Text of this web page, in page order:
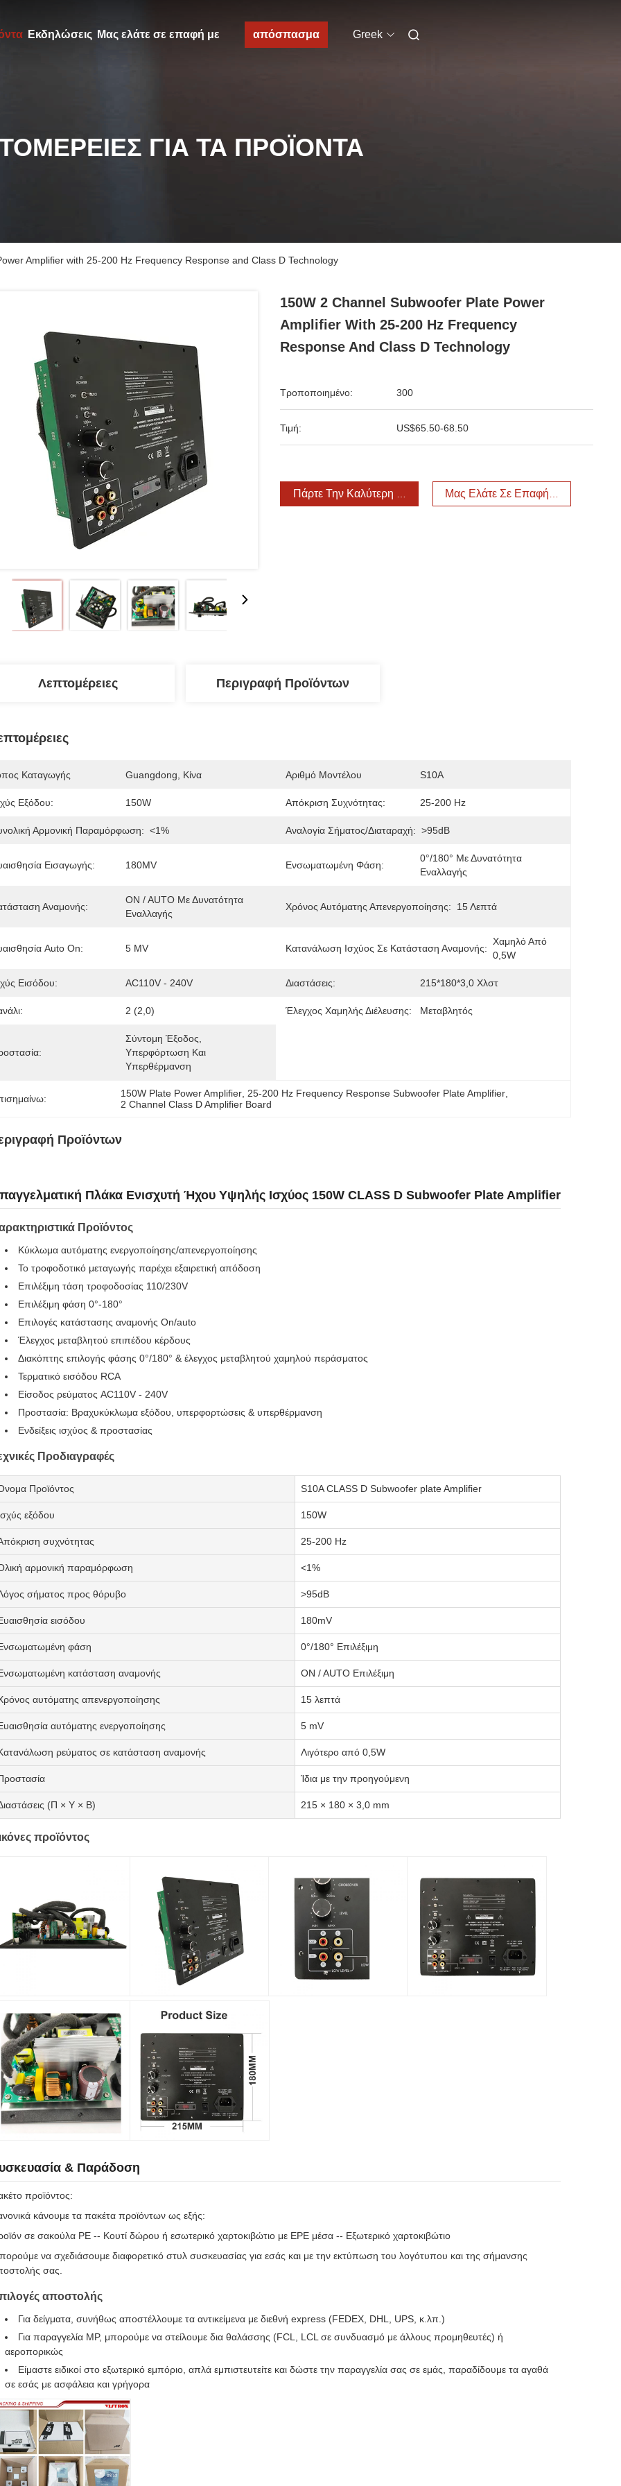
Εκδηλώσεις Μας ελάτε σε επαφή με απόσπασμα Greek
ΓΙΑ ΤΑ ΠΡΟΪΌΝΤΑ
Amplifier with 25-200 Hz Frequency Response and Class D Technology
150W 2 Channel Subwoofer Plate Power
Amplifier With 25-200 Hz Frequency
Response And Class D Technology
Τροποποιημένο: 300
Τιμή: US$65.50-68.50
Πάρτε Την Καλύτερη Τιμή Μας Ελάτε Σε Επαφή Με
Λεπτομέρειες Περιγραφή Προϊόντων
Καταγωγής Guangdong, Κίνα Αριθμό Μοντέλου S10A
Εξόδου: 150W Απόκριση Συχνότητας: 25-200 Hz
Αρμονική Παραμόρφωση: <1% Αναλογία Σήματος/διαταραχή: >95dB
Εισαγωγής: 180MV Ενσωματωμένη Φάση:
0°/180° Με Δυνατότητα
Εναλλαγής
Αναμονής:
ON / AUTO Με Δυνατότητα
Εναλλαγής
Χρόνος Αυτόματης Απενεργοποίησης: 15 Λεπτά
Auto On: 5 MV Κατανάλωση Ισχύος Σε Κατάσταση Αναμονής:
Χαμηλό Από
0,5W
Εισόδου: AC110V - 240V Διαστάσεις: 215*180*3,0 Χλστ
2 (2,0) Έλεγχος Χαμηλής Διέλευσης: Μεταβλητός
Σύντομη Έξοδος,
Υπερφόρτωση Και
Υπερθέρμανση
150W Plate Power Amplifier 25-200 Hz Frequency Response Subwoofer Plate Amplifier
2 Channel Class D Amplifier Board
Προϊόντων
Πλάκα Ενισχυτή Ήχου Υψηλής Ισχύος 150W CLASS D Subwoofer Plate Amplifier
Προϊόντος
Κύκλωμα αυτόματης ενεργοποίησης/απενεργοποίησης
Το τροφοδοτικό μεταγωγής παρέχει εξαιρετική απόδοση
Επιλέξιμη τάση τροφοδοσίας 110/230V
Επιλέξιμη φάση 0°-180°
Επιλογές κατάστασης αναμονής On/auto
Έλεγχος μεταβλητού επιπέδου κέρδους
Διακόπτης επιλογής φάσης 0°/180° & έλεγχος μεταβλητού χαμηλού περάσματος
Τερματικό εισόδου RCA
Είσοδος ρεύματος AC110V - 240V
Προστασία: Βραχυκύκλωμα εξόδου, υπερφορτώσεις & υπερθέρμανση
Ενδείξεις ισχύος & προστασίας
Προδιαγραφές
Προϊόντος S10A CLASS D Subwoofer plate Amplifier
εξόδου 150W
συχνότητας 25-200 Hz
αρμονική παραμόρφωση <1%
σήματος προς θόρυβο >95dB
εισόδου 180mV
φάση 0°/180° Επιλέξιμη
κατάσταση αναμονής ON / AUTO Επιλέξιμη
αυτόματης απενεργοποίησης 15 λεπτά
αυτόματης ενεργοποίησης 5 mV
ρεύματος σε κατάσταση αναμονής Λιγότερο από 0,5W
Ίδια με την προηγούμενη
(Π × Υ × Β) 215 × 180 × 3,0 mm
προϊόντος
& Παράδοση
προϊόντος:
κάνουμε τα πακέτα προϊόντων ως εξής:
σε σακούλα PE -- Κουτί δώρου ή εσωτερικό χαρτοκιβώτιο με EPE μέσα -- Εξωτερικό χαρτοκιβώτιο
να σχεδιάσουμε διαφορετικό στυλ συσκευασίας για εσάς και με την εκτύπωση του λογότυπου και της σήμανσης
σας.
αποστολής
Για δείγματα, συνήθως αποστέλλουμε τα αντικείμενα με διεθνή express (FEDEX, DHL, UPS, κ.λπ.)
Για παραγγελία MP, μπορούμε να στείλουμε δια θαλάσσης (FCL, LCL σε συνδυασμό με άλλους προμηθευτές) ή
αεροπορικώς
Είμαστε ειδικοί στο εξωτερικό εμπόριο, απλά εμπιστευτείτε και δώστε την παραγγελία σας σε εμάς, παραδίδουμε τα αγαθά
σε εσάς με ασφάλεια και γρήγορα